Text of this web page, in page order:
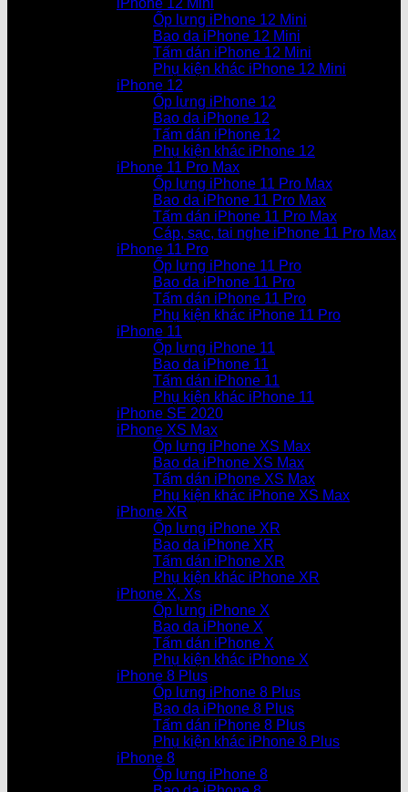
iPhone 12 Mini
Ốp lưng iPhone 12 Mini
Bao da iPhone 12 Mini
Tấm dán iPhone 12 Mini
Phụ kiện khác iPhone 12 Mini
iPhone 12
Ốp lưng iPhone 12
Bao da iPhone 12
Tấm dán iPhone 12
Phụ kiện khác iPhone 12
iPhone 11 Pro Max
Ốp lưng iPhone 11 Pro Max
Bao da iPhone 11 Pro Max
Tấm dán iPhone 11 Pro Max
Cáp, sạc, tai nghe iPhone 11 Pro Max
iPhone 11 Pro
Ốp lưng iPhone 11 Pro
Bao da iPhone 11 Pro
Tấm dán iPhone 11 Pro
Phụ kiện khác iPhone 11 Pro
iPhone 11
Ốp lưng iPhone 11
Bao da iPhone 11
Tấm dán iPhone 11
Phụ kiện khác iPhone 11
iPhone SE 2020
iPhone XS Max
Ốp lưng iPhone XS Max
Bao da iPhone XS Max
Tấm dán iPhone XS Max
Phụ kiện khác iPhone XS Max
iPhone XR
Ốp lưng iPhone XR
Bao da iPhone XR
Tấm dán iPhone XR
Phụ kiện khác iPhone XR
iPhone X, Xs
Ốp lưng iPhone X
Bao da iPhone X
Tấm dán iPhone X
Phụ kiện khác iPhone X
iPhone 8 Plus
Ốp lưng iPhone 8 Plus
Bao da iPhone 8 Plus
Tấm dán iPhone 8 Plus
Phụ kiện khác iPhone 8 Plus
iPhone 8
Ốp lưng iPhone 8